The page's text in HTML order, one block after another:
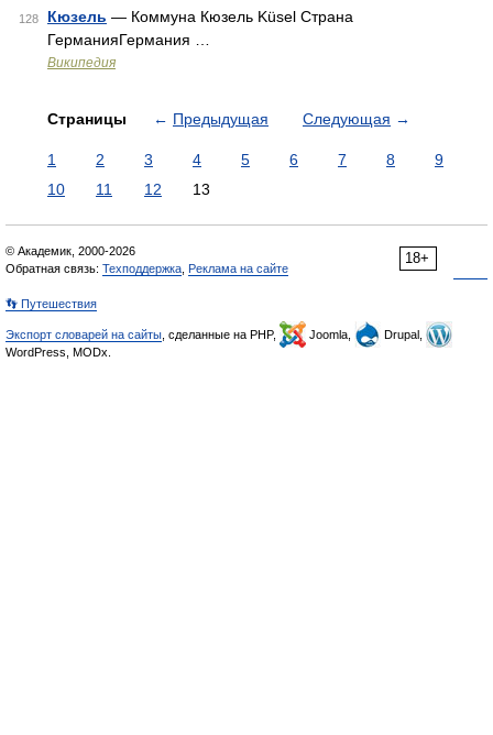
128 Кюзель — Коммуна Кюзель Küsel Страна
ГерманияГермания …
Википедия
Страницы ← Предыдущая Следующая →
1 2 3 4 5 6 7 8
9
10
11 12 13
18+
© Академик, 2000-2026
Обратная связь: Техподдержка Реклама на сайте
👣 Путешествия
Экспорт словарей на сайты , сделанные на PHP, Joomla,
Drupal,
WordPress, MODx.